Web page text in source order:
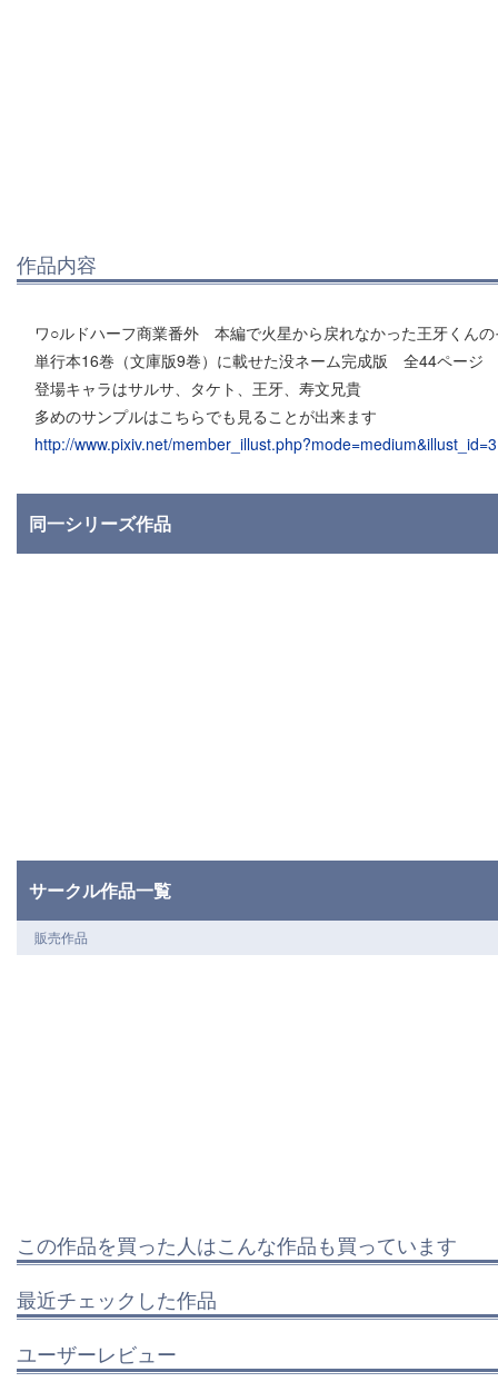
作品内容
ワ○ルドハーフ商業番外 本編で火星から戻れなかった王牙くん
単行本16巻（文庫版9巻）に載せた没ネーム完成版 全44ページ
登場キャラはサルサ、タケト、王牙、寿文兄貴
多めのサンプルはこちらでも見ることが出来ます
http://www.pixiv.net/
同一シリーズ作品
サークル作品一覧
販売作品
この作品を買った人はこんな作品も買っています
最近チェックした作品
ユーザーレビュー